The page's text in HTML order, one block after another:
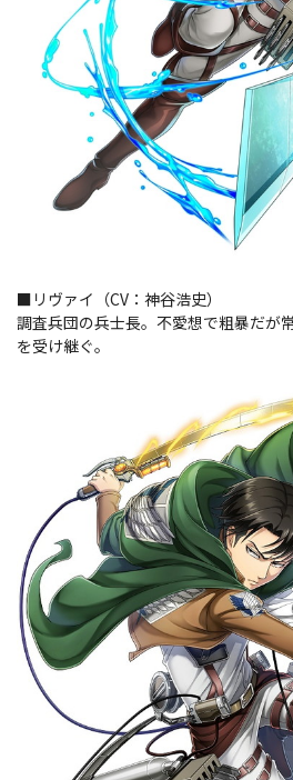
■リヴァイ（CV：神谷浩史）
調査兵団の兵士長。不愛想で粗暴だが
を受け継ぐ。